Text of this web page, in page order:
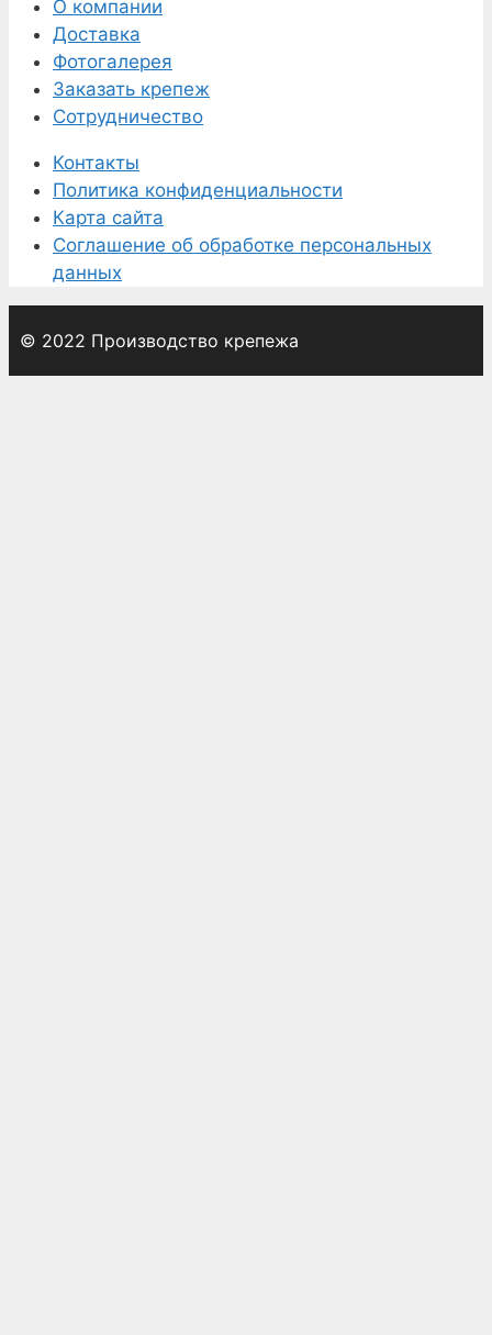
О компании
Доставка
Фотогалерея
Заказать крепеж
Сотрудничество
Контакты
Политика конфиденциальности
Карта сайта
Соглашение об обработке персональных
данных
© 2022 Производство крепежа